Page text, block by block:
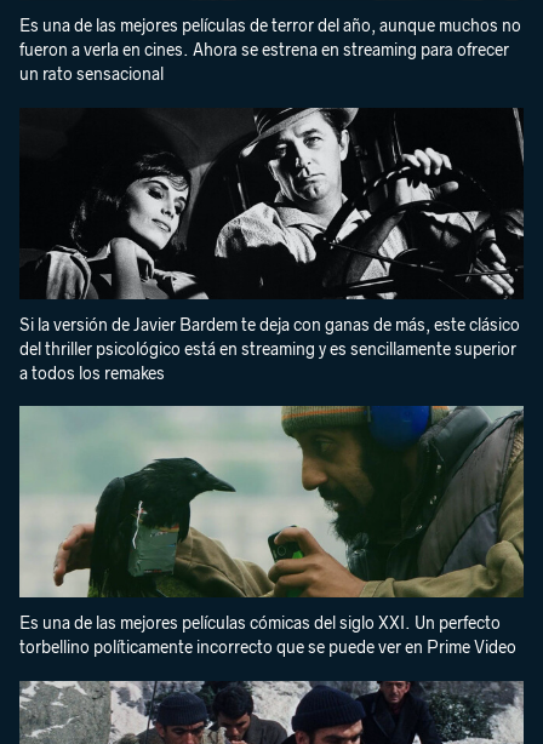
Es una de las mejores películas de terror del año, aunque muchos no
fueron a verla en cines. Ahora se estrena en streaming para ofrecer
un rato sensacional
Si la versión de Javier Bardem te deja con ganas de más, este clásico
del thriller psicológico está en streaming y es sencillamente superior
a todos los remakes
Es una de las mejores películas cómicas del siglo XXI. Un perfecto
torbellino políticamente incorrecto que se puede ver en Prime Video